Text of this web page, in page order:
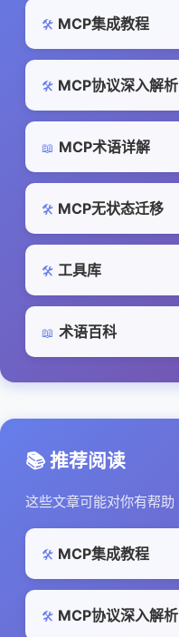
🛠️ MCP集成教程
🛠️ MCP协议深入解析
📖 MCP术语详解
🛠️ MCP无状态迁移
🛠️ 工具库
📖 术语百科
📚 推荐阅读
这些文章可能对你有帮助
🛠️ MCP集成教程
🛠️ MCP协议深入解析